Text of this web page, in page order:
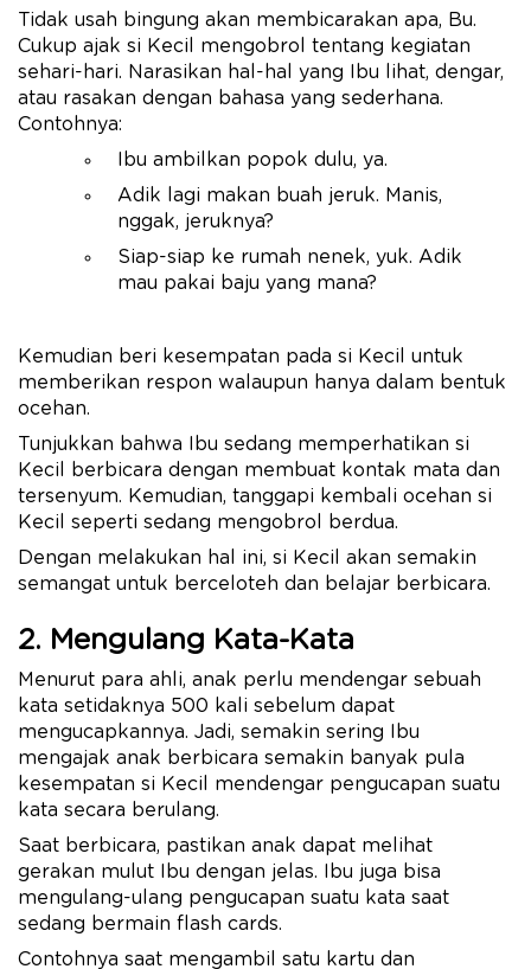
Tidak usah bingung akan membicarakan apa, Bu.
Cukup ajak si Kecil mengobrol tentang kegiatan
sehari-hari. Narasikan hal-hal yang Ibu lihat, dengar,
atau rasakan dengan bahasa yang sederhana.
Contohnya:
Ibu ambilkan popok dulu, ya.
Adik lagi makan buah jeruk. Manis,
nggak, jeruknya?
Siap-siap ke rumah nenek, yuk. Adik
mau pakai baju yang mana?
Kemudian beri kesempatan pada si Kecil untuk
memberikan respon walaupun hanya dalam bentuk
ocehan.
Tunjukkan bahwa Ibu sedang memperhatikan si
Kecil berbicara dengan membuat kontak mata dan
tersenyum. Kemudian, tanggapi kembali ocehan si
Kecil seperti sedang mengobrol berdua.
Dengan melakukan hal ini, si Kecil akan semakin
semangat untuk berceloteh dan belajar berbicara.
2. Mengulang Kata-Kata
Menurut para ahli, anak perlu mendengar sebuah
kata setidaknya 500 kali sebelum dapat
mengucapkannya. Jadi, semakin sering Ibu
mengajak anak berbicara semakin banyak pula
kesempatan si Kecil mendengar pengucapan suatu
kata secara berulang.
Saat berbicara, pastikan anak dapat melihat
gerakan mulut Ibu dengan jelas. Ibu juga bisa
mengulang-ulang pengucapan suatu kata saat
sedang bermain flash cards.
Contohnya saat mengambil satu kartu dan